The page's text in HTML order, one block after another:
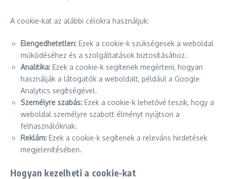
A cookie-kat az alábbi célokra használjuk:
Elengedhetetlen: Ezek a cookie-k szükségesek a weboldal
működéséhez és a szolgáltatások biztosításához.
Analitika: Ezek a cookie-k segítenek megérteni, hogyan
használják a látogatók a weboldalt, például a Google
Analytics segítségével.
Személyre szabás: Ezek a cookie-k lehetővé teszik, hogy a
weboldal személyre szabott élményt nyújtson a
felhasználóknak.
Reklám: Ezek a cookie-k segítenek a releváns hirdetések
megjelenítésében.
Hogyan kezelheti a cookie-kat